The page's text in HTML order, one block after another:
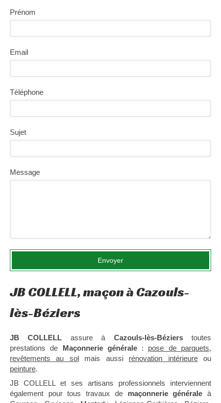
Prénom
Email
Téléphone
Sujet
Message
Envoyer
JB COLLELL, maçon à Cazouls-
lès-Béziers
JB COLLELL assure à Cazouls-lès-Bézierstoutes
prestations de Maçonnerie générale : pose de parquets,
revêtements au solmais aussi rénovation intérieureou
peinture.
JB COLLELL et ses artisans professionnels interviennent
également pour tous travaux de maçonnerie généraleà